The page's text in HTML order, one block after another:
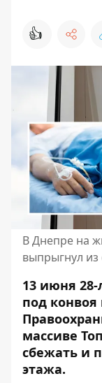
👍
В Днепре на
выпрыгнул из
13 июня
под конвоя
массиве
сбежать и
этажа.